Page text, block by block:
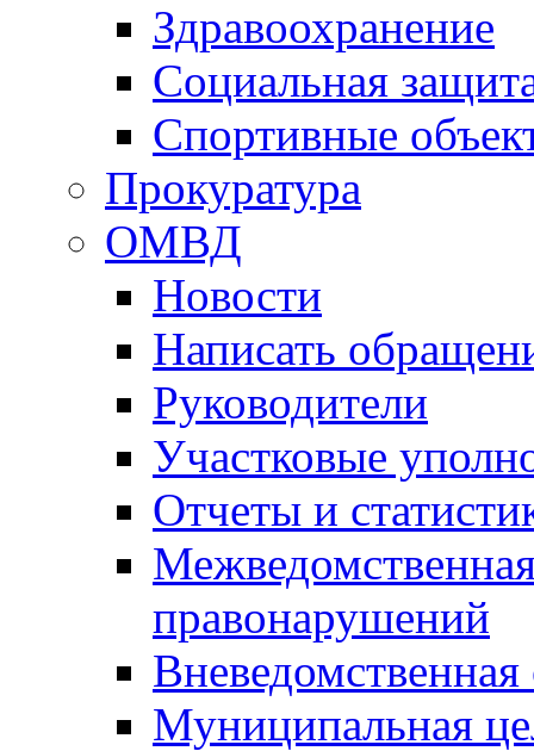
Здравоохранение
Социальная
Спортивные
Прокуратура
ОМВД
Новости
Написать
Руководители
Участковые
Отчеты и
правонарушений
Вневедомственная
Муниципальная